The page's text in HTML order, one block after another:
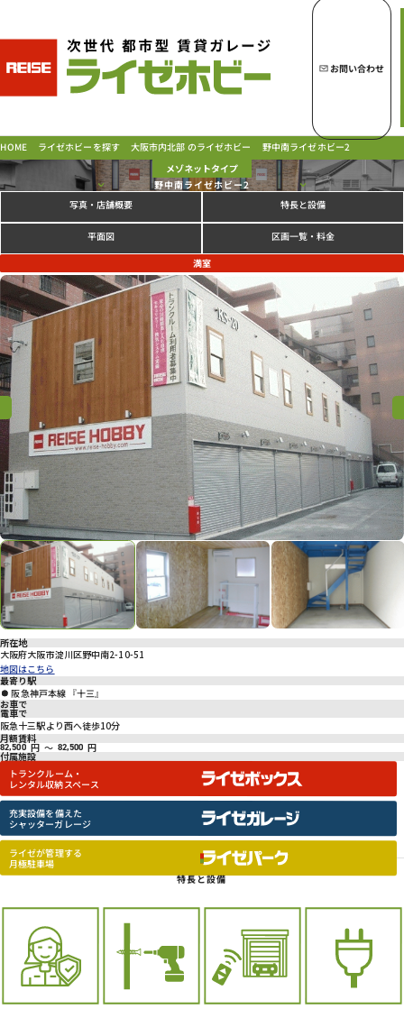
ライゼホビーの魅力
ラインナップ
ご契約の流れ・お支払方法
よくあるご質問
PICK UP!
お問い合わせ
会社概要
特定商取引法に基づく表示
プライバシーポリシー
お問い合わせ
HOME ライゼホビーを探す 大阪市内北部 のライゼホビー 野中南ライゼホビー2
メゾネットタイプ
野中南ライゼホビー2
写真・店舗概要 特長と設備
平面図 区画一覧・料金
満室
所在地
大阪府大阪市淀川区野中南2-10-51
地図はこちら
最寄り駅
阪急神戸本線 『十三』
お車で
電車で
阪急十三駅より西へ徒歩10分
月額賃料
82,500 円 ～ 82,500 円
付属施設
トランクルーム・
レンタル収納スペース
充実設備を備えた
シャッターガレージ
ライゼが管理する
月極駐車場
特長と設備